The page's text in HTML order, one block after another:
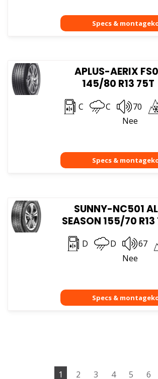
APLUS-AERIX
145/80 R13 75T
C C 70
Nee
SUNNY-NC501
SEASON 155/70 R13
D D 67
Nee
1 2 3 4 5 6